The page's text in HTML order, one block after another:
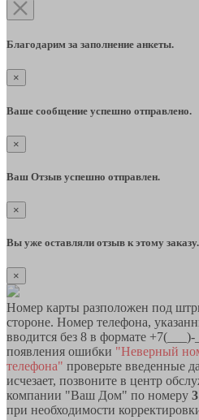
Благодарим за заполнение анкеты.
×
Ваше сообщение успешно отправлено.
×
Ваш Отзыв успешно отправлен.
×
Вы уже оставляли отзыв к этому заказу.
×
Номер карты разположен под
стороне. Номер телефона,
вводится без 8 в формате
появления ошибки "Неверный
телефона" проверьте введенные
исчезает, позвоните в центр
компании "Ваш Дом" по номеру
при необходимости